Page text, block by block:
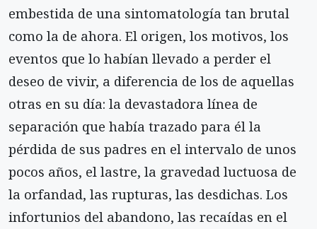
embestida de una sintomatología tan brutal
como la de ahora. El origen, los motivos, los
eventos que lo habían llevado a perder el
deseo de vivir, a diferencia de los de aquellas
otras en su día: la devastadora línea de
separación que había trazado para él la
pérdida de sus padres en el intervalo de unos
pocos años, el lastre, la gravedad luctuosa de
la orfandad, las rupturas, las desdichas. Los
infortunios del abandono, las recaídas en el